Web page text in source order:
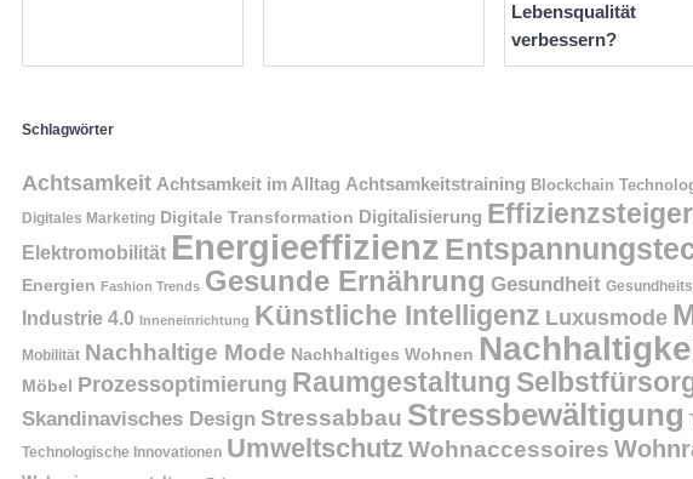
Lebensqualität
verbessern?
Schlagwörter
Achtsamkeit Achtsamkeit im Alltag Achtsamkeitstraining Blockchain
Digitales Marketing Digitale Transformation Digitalisierung
Elektromobilität Energieeffizienz
Energien Fashion Trends Gesunde Ernährung Gesundheit
Industrie 4.0 Inneneinrichtung Künstliche Intelligenz Luxusmode
Mobilität Nachhaltige Mode Nachhaltiges Wohnen
Möbel Prozessoptimierung Raumgestaltung
Skandinavisches Design Stressabbau Stressbewältigung
Technologische Innovationen Umweltschutz Wohnaccessoires